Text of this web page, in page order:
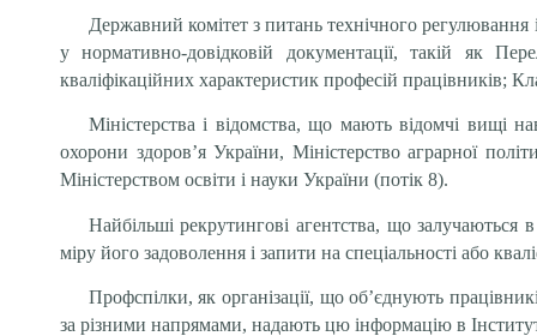
Державний комітет з питань технічного регулювання
у нормативно-довідковій документації, такій як
кваліфікаційних характеристик професій працівників;
Міністерства і відомства, що мають відомчі вищі
охорони здоров’я України, Міністерство аграрної
Міністерством освіти і науки України (потік 8).
Найбільші рекрутингові агентства, що
міру його задоволення і запити на спеціальності або
Профспілки, як організації, що об’єднують
за різними напрямами, надають цю інформацію в